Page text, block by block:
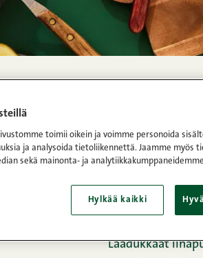
Kunnon
aidoista
Laadukkaat
toimii oikein ja voimme personoida
ja analysoida tietoliikennettä. Jaamme myös
sekä mainonta- ja
Hylkää kaikki